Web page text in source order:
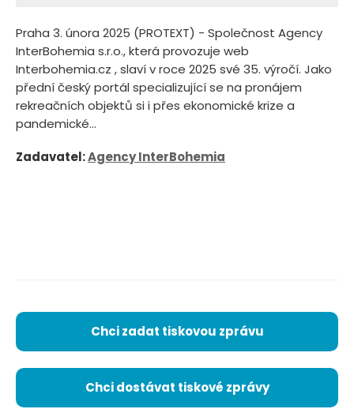
Praha 3. února 2025 (PROTEXT) - Společnost Agency
InterBohemia s.r.o., která provozuje web
Interbohemia.cz , slaví v roce 2025 své 35. výročí. Jako
přední český portál specializující se na pronájem
rekreačních objektů si i přes ekonomické krize a
pandemické...
Zadavatel:Agency InterBohemia
Chci zadat tiskovou zprávu
Chci dostávat tiskové zprávy